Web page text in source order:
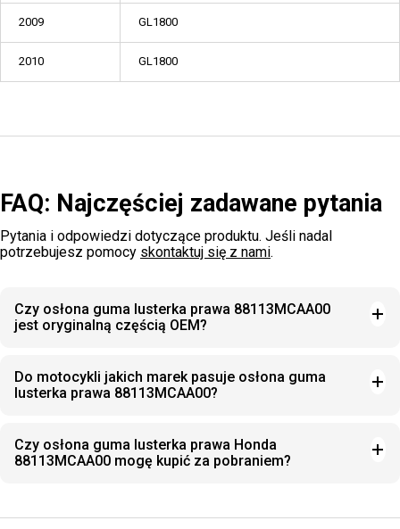
2009 GL1800
2010 GL1800
FAQ: Najczęściej zadawane pytania
Pytania i odpowiedzi dotyczące produktu. Jeśli nadal
potrzebujesz pomocy skontaktuj się z nami.
Czy osłona guma lusterka prawa 88113MCAA00
jest oryginalną częścią OEM?
Do motocykli jakich marek pasuje osłona guma
lusterka prawa 88113MCAA00?
Czy osłona guma lusterka prawa Honda
88113MCAA00 mogę kupić za pobraniem?